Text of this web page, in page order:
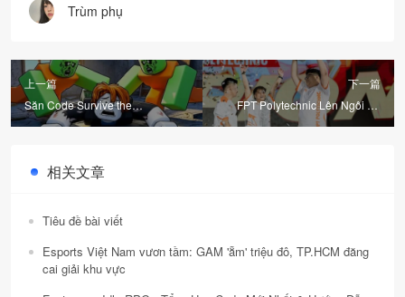
Trùm phụ
上一篇
Săn Code Survive the
Apocalypse: Bí Kíp Sinh Tồn
下一篇
FPT Polytechnic Lên Ngôi Vô
Địch FVPL Spring 2026: Từ
相关文章
Tiêu đề bài viết
Esports Việt Nam vươn tầm: GAM 'ẵm' triệu đô, TP.HCM đăng
cai giải khu vực